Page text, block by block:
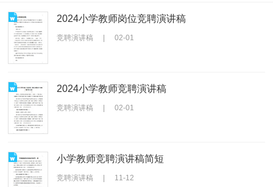
2024小学教师岗位竞聘演讲稿
竞聘演讲稿 | 02-01
2024小学教师竞聘演讲稿
竞聘演讲稿 | 02-01
小学教师竞聘演讲稿简短
竞聘演讲稿 | 11-12